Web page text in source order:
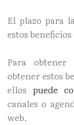
El plazo para
estos beneficios
Para
obtener estos
ellos puede
canales o
web.